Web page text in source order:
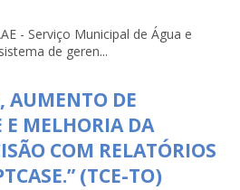
- Serviço Municipal de Água e
de geren...
AUMENTO DE
E MELHORIA DA
COM RELATÓRIOS
(TCE-TO)